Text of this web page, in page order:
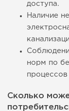
доступа.
Наличие
норм по
Сколько